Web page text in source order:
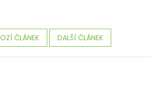
ČLÁNEK DALŠÍ ČLÁNEK